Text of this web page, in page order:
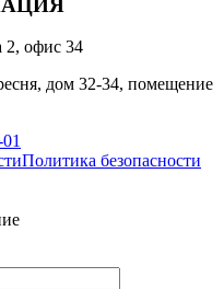
2, офис 34
дом 32-34, помещение
Политика безопасности